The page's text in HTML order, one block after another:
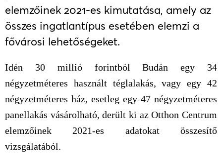
elemzőinek 2021-es kimutatása, amely az
összes ingatlantípus esetében elemzi a
fővárosi lehetőségeket.
Idén 30 millió forintból Budán egy 34
négyzetméteres használt téglalakás, vagy egy 42
négyzetméteres ház, esetleg egy 47 négyzetméteres
panellakás vásárolható, derült ki az Otthon Centrum
elemzőinek 2021-es adatokat összesítő
vizsgálatából.